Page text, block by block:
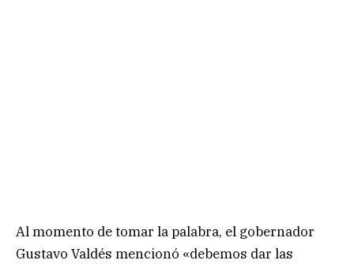
Al momento de tomar la palabra, el gobernador
Gustavo Valdés mencionó «debemos dar las